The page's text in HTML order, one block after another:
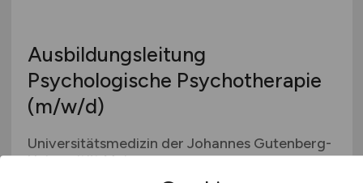
Ausbildungsleitung
Psychologische Psychotherapie
(m/w/d)
Universitätsmedizin der Johannes Gutenberg-
Universität Mainz